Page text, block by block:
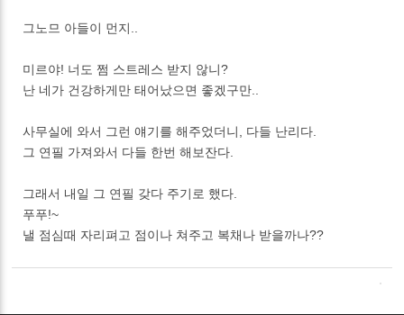
그노므 아들이 먼지..
미르야! 너도 쩜 스트레스 받지 않니?
난 네가 건강하게만 태어났으면 좋겠구만..
사무실에 와서 그런 얘기를 해주었더니, 다들 난리다.
그 연필 가져와서 다들 한번 해보잔다.
그래서 내일 그 연필 갖다 주기로 했다.
푸푸!~
낼 점심때 자리펴고 점이나 쳐주고 복채나 받을까나??